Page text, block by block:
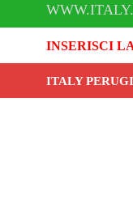
INSERISCI
ITALY